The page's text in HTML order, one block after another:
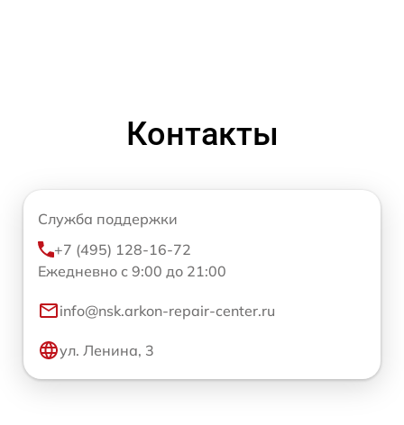
Контакты
Служба поддержки
+7 (495) 128-16-72
Ежедневно с 9:00 до 21:00
info@nsk.arkon-repair-center.ru
ул. Ленина, 3